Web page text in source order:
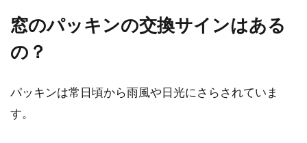
家族3人暮らしで賃貸物件を探す際、どのよう
窓のパッキンの交換サインはある
の？
パッキンは常日頃から雨風や日光にさらされていま
す。